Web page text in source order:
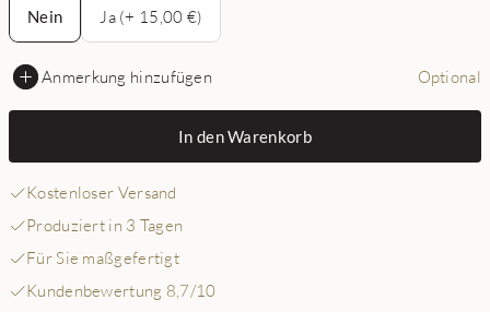
Nein
Ja (+ 15,00 €)
Anmerkung hinzufügen Optional
In den Warenkorb
Kostenloser Versand
Produziert in 3 Tagen
Für Sie maßgefertigt
Kundenbewertung 8,7/10